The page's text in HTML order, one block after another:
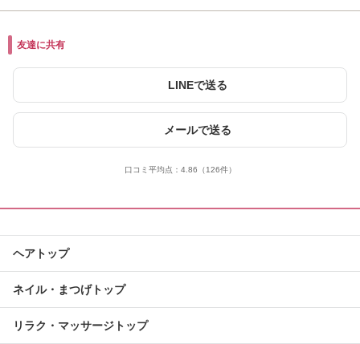
友達に共有
LINEで送る
メールで送る
口コミ平均点： 4.86 （126件）
ヘアトップ
ネイル・まつげトップ
リラク・マッサージトップ